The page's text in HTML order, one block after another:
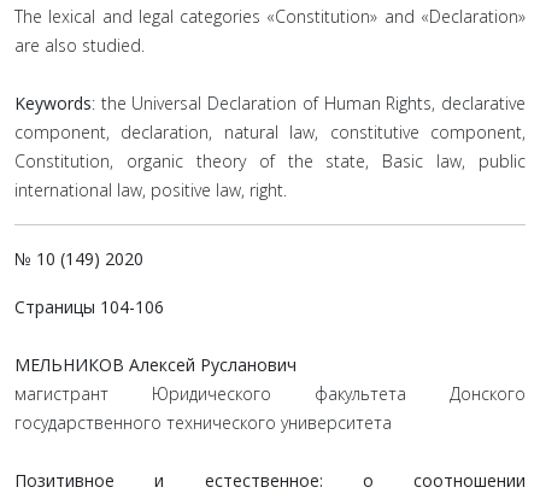
The lexical and legal categories «Constitution» and «Declaration»
are also studied.
Keywords: the Universal Declaration of Human Rights, declarative
component, declaration, natural law, constitutive component,
Constitution, organic theory of the state, Basic law, public
international law, positive law, right.
№ 10 (149) 2020
Страницы 104-106
МЕЛЬНИКОВ Алексей Русланович
магистрант Юридического факультета Донского
государственного технического университета
Позитивное и естественное: о соотношении